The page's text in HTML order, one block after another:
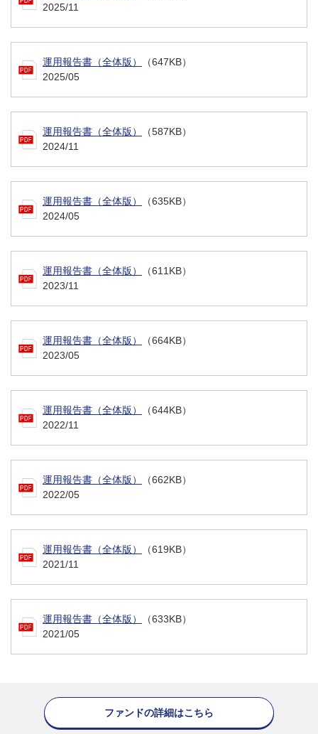
2025/11
運用報告書（全体版）
（647KB）
2025/05
運用報告書（全体版）
（587KB）
2024/11
運用報告書（全体版）
（635KB）
2024/05
運用報告書（全体版）
（611KB）
2023/11
運用報告書（全体版）
（664KB）
2023/05
運用報告書（全体版）
（644KB）
2022/11
運用報告書（全体版）
（662KB）
2022/05
運用報告書（全体版）
（619KB）
2021/11
運用報告書（全体版）
（633KB）
2021/05
ファンドの詳細はこちら